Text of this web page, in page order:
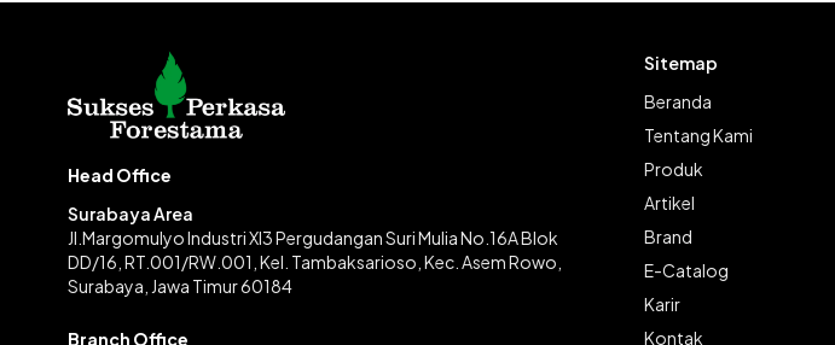
Head Office
Surabaya Area
Jl.Margomulyo Industri XI3 Pergudangan Suri Mulia No.16A Blok
DD/16, RT.001/RW.001, Kel. Tambaksarioso, Kec. Asem Rowo,
Surabaya, Jawa Timur 60184
Branch Office
Sitemap
Beranda
Tentang Kami
Produk
Artikel
Brand
E-Catalog
Karir
Kontak